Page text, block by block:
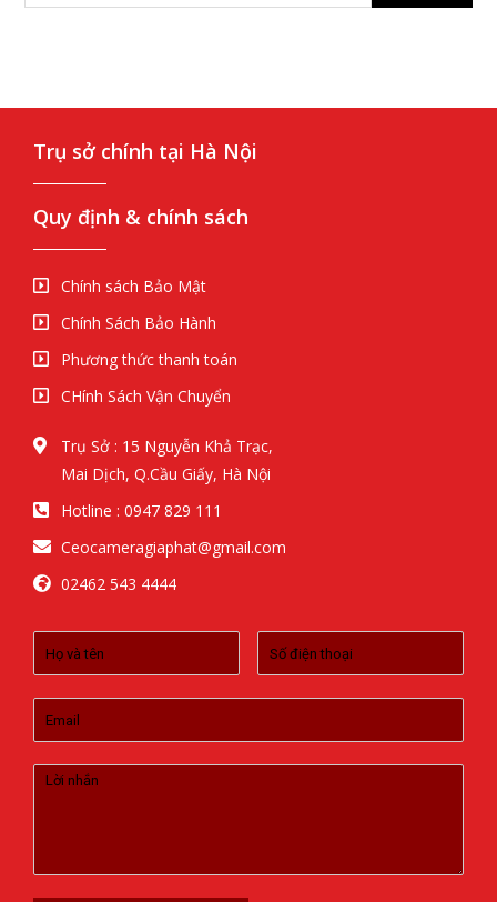
Trụ sở chính tại Hà Nội
Quy định & chính sách
Chính sách Bảo Mật
Chính Sách Bảo Hành
Phương thức thanh toán
CHính Sách Vận Chuyển
Trụ Sở : 15 Nguyễn Khả Trạc,
Mai Dịch, Q.Cầu Giấy, Hà Nội
Hotline : 0947 829 111
Ceocameragiaphat@gmail.com
02462 543 4444